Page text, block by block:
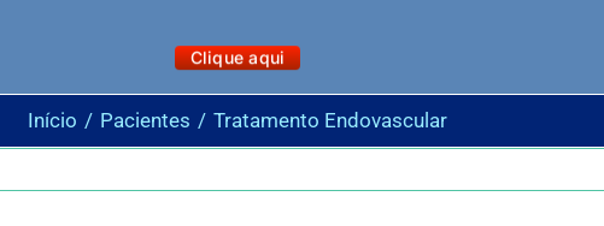
Clique aqui
Início Pacientes Tratamento Endovascular